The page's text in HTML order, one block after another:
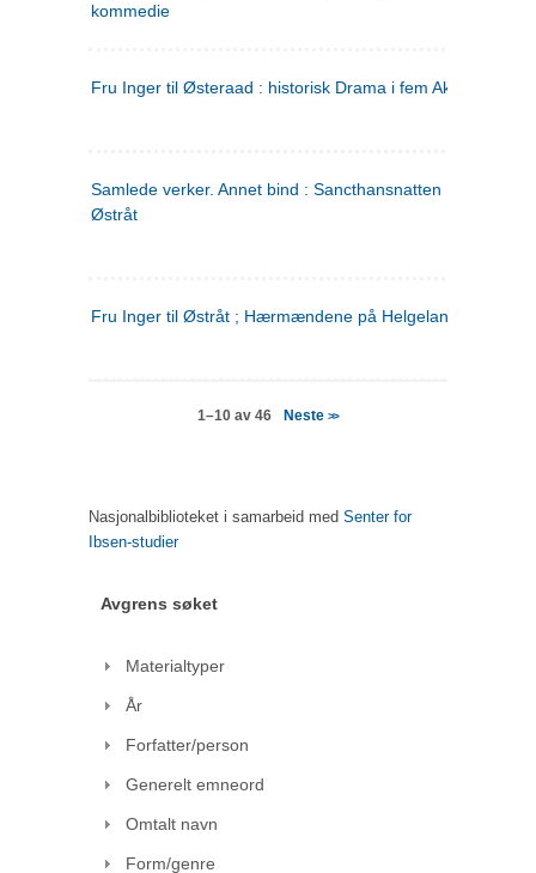
kommedie
Fru Inger til Østeraad : historisk Drama i fem Akter
Samlede verker. Annet bind : Sancthansnatten ; Fru Inger
Østråt
Fru Inger til Østråt ; Hærmændene på Helgeland
1–10 av 46 Neste>>
Nasjonalbiblioteket i samarbeid med Senter for
Ibsen-studier
Avgrens søket
Materialtyper
År
Forfatter/person
Generelt emneord
Omtalt navn
Form/genre